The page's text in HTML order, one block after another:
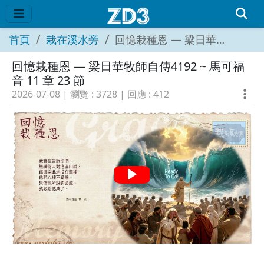
首頁 栽在溪水旁 回憶栽種恩 — 梁日華牧師自傳4192 ~ 馬可福音 11 章 23 節
回憶栽種恩 — 梁日華牧師自傳4192 ~ 馬可福
音 11 章 23 節
2026-07-08 | 瀏覽 : 3728 | 回應 : 412